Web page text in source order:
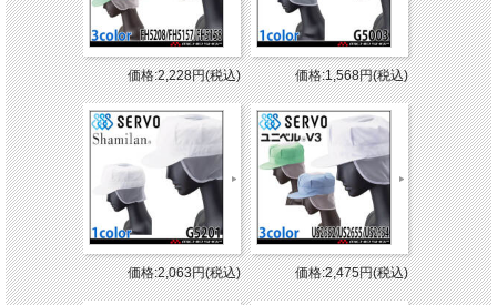
価格:2,228円(税込) 価格:1,568円(税込)
価格:2,063円(税込) 価格:2,475円(税込)